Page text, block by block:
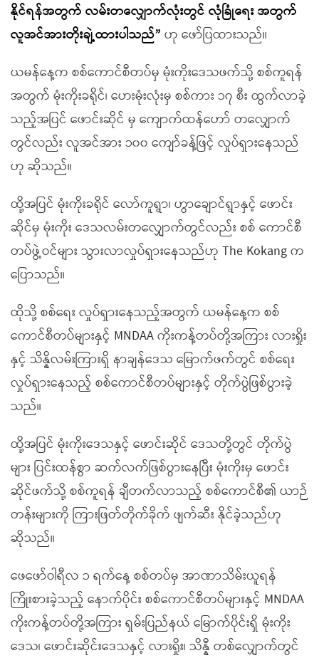
နိုင်ရန်အတွက် လမ်းတလျှောက်လုံးတွင် လုံခြုံရေး အတွက်
လူအင်အားတိုးချဲ့ထားပါသည်” ဟု ဖော်ပြထားသည်။
ယမန်နေ့က စစ်ကောင်စီတပ်မှ မုံးကိုးဒေသဖက်သို့ စစ်ကူရန်
အတွက် မုံးကိုးခရိုင်၊ ဟေးမုံးလုံးမှ စစ်ကား ၁၇ စီး ထွက်လာခဲ့
သည့်အပြင် ဖောင်းဆိုင် မှ ကျောက်ထန်ဟော် တလျှောက်
တွင်လည်း လူအင်အား ၁၀၀ ကျော်ခန့်ဖြင့် လှုပ်ရှားနေသည်
ဟု ဆိုသည်။
ထို့အပြင် မုံးကိုးခရိုင် လော်ကူရွာ၊ ဟွာချောင်ရွာနှင့် ဖောင်း
ဆိုင်မှ မုံးကိုး ဒေသလမ်းတလျှောက်တွင်လည်း စစ် ကောင်စီ
တပ်ဖွဲ့ဝင်များ သွားလာလှုပ်ရှားနေသည်ဟု The Kokang က
ပြောသည်။
ထိုသို့ စစ်ရေး လှုပ်ရှားနေသည့်အတွက် ယမန်နေ့က စစ်
ကောင်စီတပ်များနှင့် MNDAA ကိုးကန့်တပ်တို့အကြား လားရှိုး
နှင့် သိန္နိလမ်းကြားရှိ နာချန်ဒေသ မြောက်ဖက်တွင် စစ်ရေး
လှုပ်ရှားနေသည့် စစ်ကောင်စီတပ်များနှင့် တိုက်ပွဲဖြစ်ပွားခဲ့
သည်။
ထို့အပြင် မုံးကိုးဒေသနှင့် ဖောင်းဆိုင် ဒေသတို့တွင် တိုက်ပွဲ
များ ပြင်းထန်စွာ ဆက်လက်ဖြစ်ပွားနေပြီး မုံးကိုးမှ ဖောင်း
ဆိုင်ဖက်သို့ စစ်ကူရန် ချီတက်လာသည့် စစ်ကောင်စီ၏ ယာဉ်
တန်းများကို ကြားဖြတ်တိုက်ခိုက် ဖျက်ဆီး နိုင်ခဲ့သည်ဟု
ဆိုသည်။
ဖေဖော်ဝါရီလ ၁ ရက်နေ့ စစ်တပ်မှ အာဏာသိမ်းယူရန်
ကြိုးစားခဲ့သည့် နောက်ပိုင်း စစ်ကောင်စီတပ်များနှင့် MNDAA
ကိုးကန့်တပ်တို့အကြား ရှမ်းပြည်နယ် မြောက်ပိုင်းရှိ မုံးကိုး
ဒေသ၊ ဖောင်းဆိုင်းဒေသနှင့် လားရှိုး၊ သိန္နီ တစ်လျှောက်တွင်